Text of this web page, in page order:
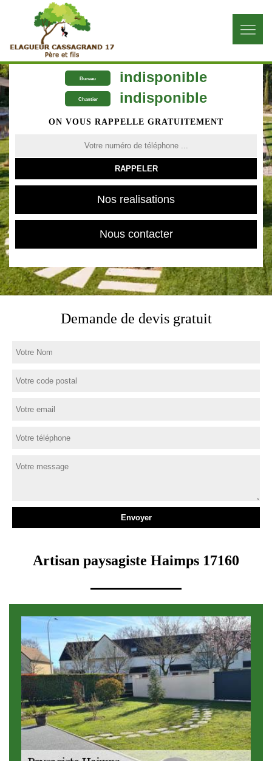
Bureau indisponible
Chantier indisponible
ON VOUS RAPPELLE GRATUITEMENT
Nos realisations
Nous contacter
Demande de devis gratuit
Artisan paysagiste Haimps 17160